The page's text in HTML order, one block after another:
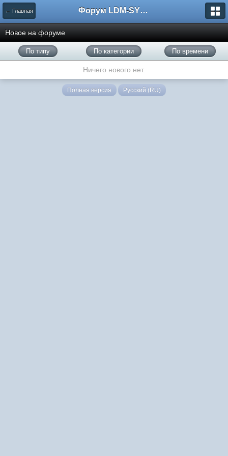
← Главная Форум LDM-SYSTEMS
Новое на форуме
По типу По категории По времени
Ничего нового нет.
Полная версия Русский (RU)